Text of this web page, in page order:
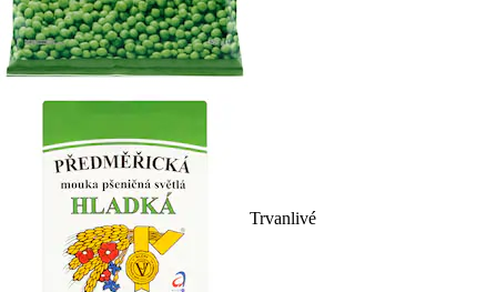
Trvanlivé